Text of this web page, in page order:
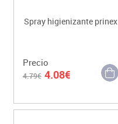
Spray higienizante prinex
Precio
4.79€ 4.08€